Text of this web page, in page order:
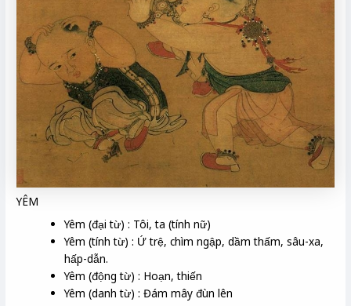
YÊM
Yêm (đại từ) : Tôi, ta (tính nữ)
Yêm (tính từ) : Ứ trệ, chìm ngập, dầm thấm, sâu-xa,
hấp-dẫn.
Yêm (động từ) : Hoạn, thiến
Yêm (danh từ) : Đám mây đùn lên